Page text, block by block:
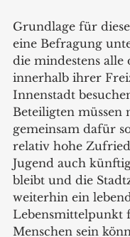
Grundlage für
eine Befragung
die mindestens alle
innerhalb ihrer
Innenstadt
Beteiligten müssen
gemeinsam dafür
relativ hohe
Jugend auch
bleibt und die
weiterhin ein
Lebensmittelpunkt
Menschen sein